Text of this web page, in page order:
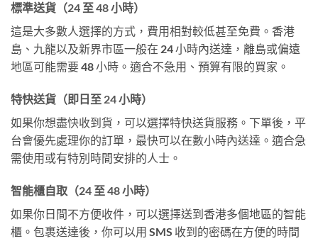
標準送貨（24 至 48 小時）
這是大多數人選擇的方式，費用相對較低甚至免費。香港
島、九龍以及新界市區一般在 24 小時內送達，離島或偏遠
地區可能需要 48 小時。適合不急用、預算有限的買家。
特快送貨（即日至 24 小時）
如果你想盡快收到貨，可以選擇特快送貨服務。下單後，平
台會優先處理你的訂單，最快可以在數小時內送達。適合急
需使用或有特別時間安排的人士。
智能櫃自取（24 至 48 小時）
如果你日間不方便收件，可以選擇送到香港多個地區的智能
櫃。包裹送達後，你可以用 SMS 收到的密碼在方便的時間